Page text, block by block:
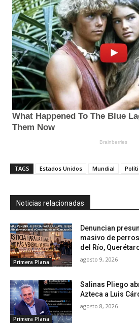
TAGS Estados Unidos Mundial
Noticias relacionadas
Primera Plana
Denuncian
masivo de
del Río,
agosto 9, 2026
Primera Plana
Salinas Pliego
Azteca a Luis
agosto 8, 2026